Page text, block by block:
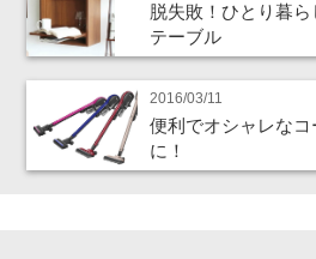
脱失敗！ひとり暮
テーブル
2016/03/11
便利でオシャレな
に！